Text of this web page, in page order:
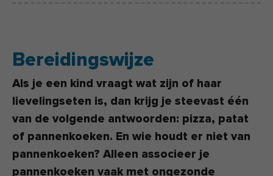
Bereidingswijze
Als je een kind vraagt wat zijn of haar
lievelingseten is, dan krijg je steevast één
van de volgende antwoorden: pizza, patat
of pannenkoeken. En wie houdt er niet van
pannenkoeken? Alleen associeer je
pannenkoeken vaak met ongezonde